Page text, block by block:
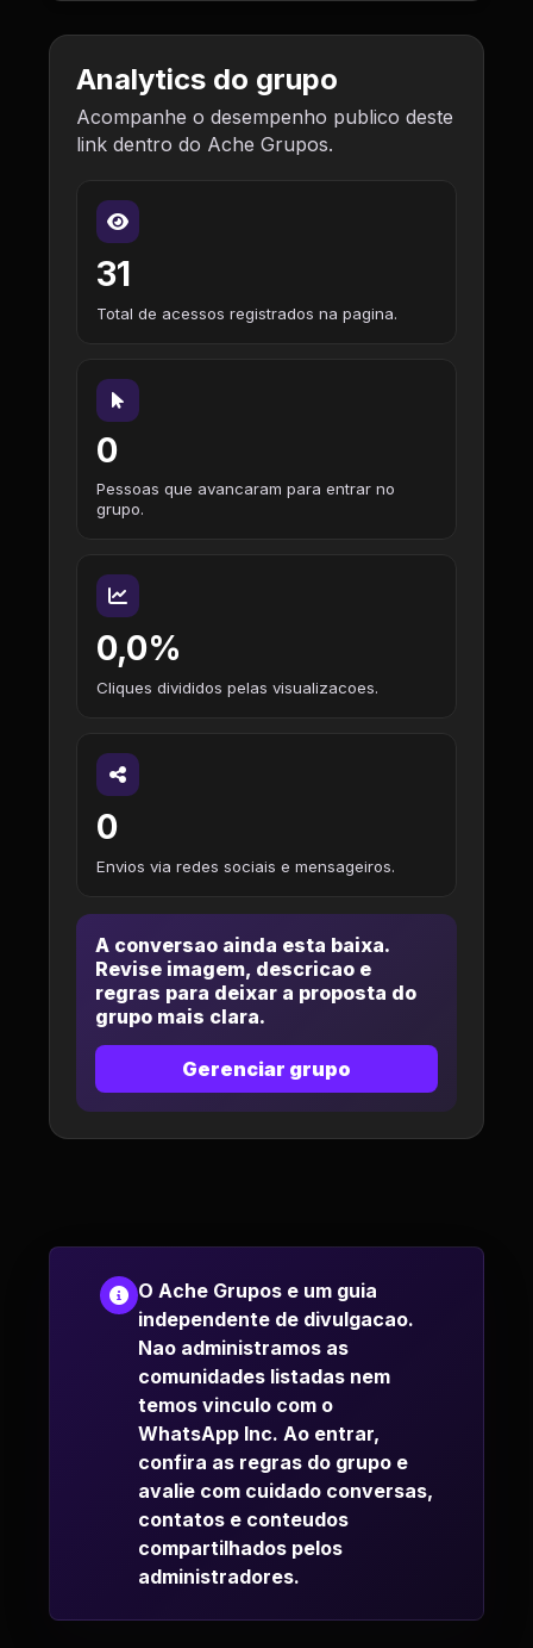
Analytics do grupo
Acompanhe o desempenho publico deste
link dentro do Ache Grupos.
31
Total de acessos registrados na pagina.
0
Pessoas que avancaram para entrar no
grupo.
0,0%
Cliques divididos pelas visualizacoes.
0
Envios via redes sociais e mensageiros.
A conversao ainda esta baixa.
Revise imagem, descricao e
regras para deixar a proposta do
grupo mais clara.
Gerenciar grupo
O Ache Grupos e um guia
independente de divulgacao.
Nao administramos as
comunidades listadas nem
temos vinculo com o
WhatsApp Inc. Ao entrar,
confira as regras do grupo e
avalie com cuidado conversas,
contatos e conteudos
compartilhados pelos
administradores.